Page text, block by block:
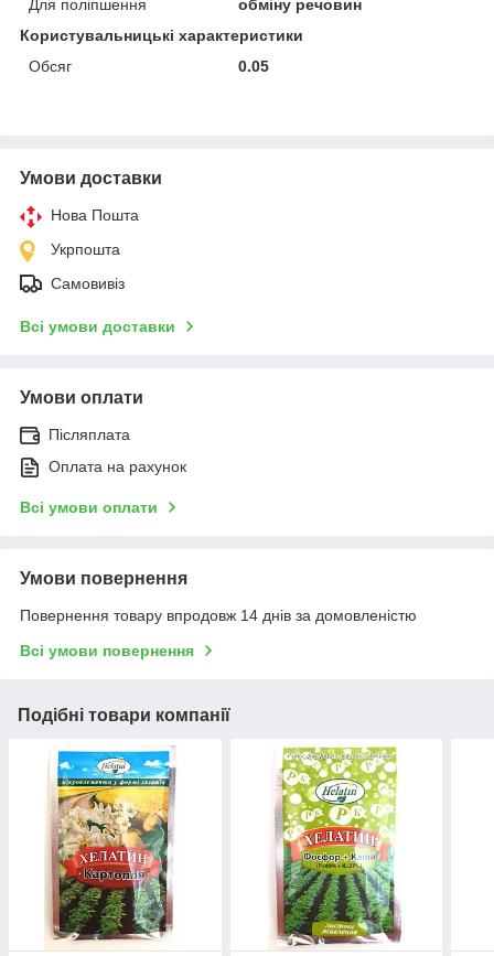
Для поліпшення
обміну речовин
Користувальницькі характеристики
Обсяг
0.05
Умови доставки
Нова Пошта
Укрпошта
Самовивіз
Всі умови доставки
Умови оплати
Післяплата
Оплата на рахунок
Всі умови оплати
Умови повернення
Повернення товару впродовж 14 днів за домовленістю
Всі умови повернення
Подібні товари компанії